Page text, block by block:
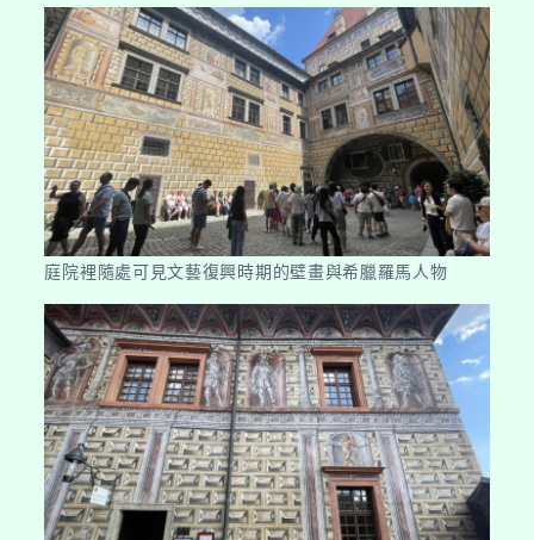
庭院裡隨處可見文藝復興時期的壁畫與希臘羅馬人物